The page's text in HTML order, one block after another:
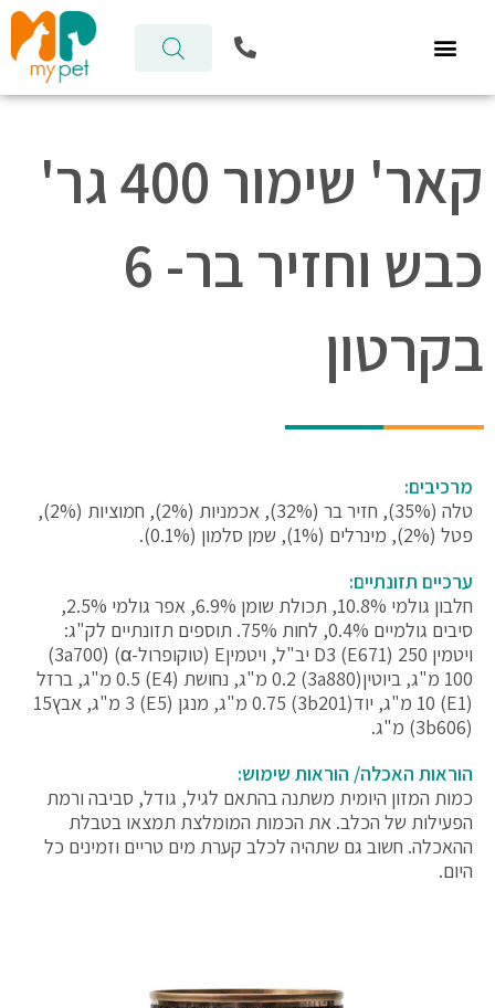
n
a
l
t
קאר' שימור 400 גר'
כבש וחזיר בר- 6
בקרטון
מרכיבים:
טלה (35%), חזיר בר (32%), אכמניות (2%), חמוציות (2%),
פטל (2%), מינרלים (1%), שמן סלמון (0.1%).
ערכיים תזונתיים:
חלבון גולמי 10.8%, תכולת שומן ‎6.9%, אפר גולמי ‎2.5%,
סיבים גולמיים ‎0.4%, לחות ‎75%. תוספים תזונתיים לק"ג:
ויטמין D3 (E671) 250 יב"ל, ויטמיןE (טוקופרול-α) (3a700)
100 מ"ג, ביוטין(3a880) 0.2 מ"ג, נחושת (E4) 0.5 מ"ג, ברזל
(E1) 10 מ"ג, יוד(3b201) 0.75 מ"ג, מנגן (E5) 3 מ"ג, אבץ15
(3b606) מ"ג.
הוראות האכלה/ הוראות שימוש:
כמות המזון היומית משתנה בהתאם לגיל, גודל, סביבה ורמת
הפעילות של הכלב. את הכמות המומלצת תמצאו בטבלת
ההאכלה. חשוב גם שתהיה לכלב קערת מים טריים וזמינים כל
היום.